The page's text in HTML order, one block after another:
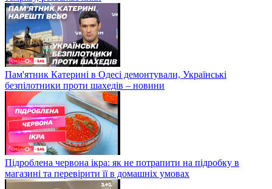
Пам'ятник Катерині в Одесі демонтували, Українські
безпілотники проти шахедів – новини
Підроблена червона ікра: як не потрапити на підробку в
магазині та перевірити її в домашніх умовах